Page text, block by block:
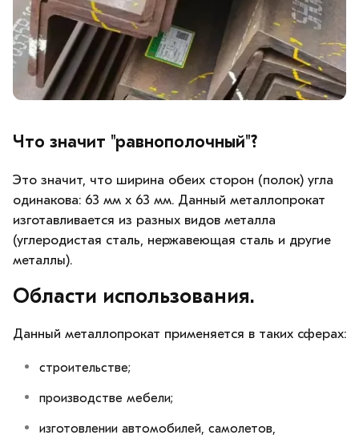
Что значит "равнополочный"?
Это значит, что ширина обеих сторон (полок) угла
одинакова: 63 мм х 63 мм. Данный металлопрокат
изготавливается из разных видов металла
(углеродистая сталь, нержавеющая сталь и другие
металлы).
Области использования.
Данный металлопрокат применяется в таких сферах:
строительстве;
производстве мебели;
изготовлении автомобилей, самолетов,